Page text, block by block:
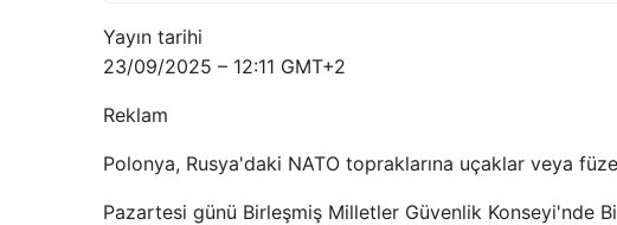
Yayın tarihi
23/09/2025 – 12:11 GMT+2
Reklam
Polonya, Rusya'daki NATO topraklarına uçaklar veya
Pazartesi günü Birleşmiş Milletler Güvenlik Konseyi'nde